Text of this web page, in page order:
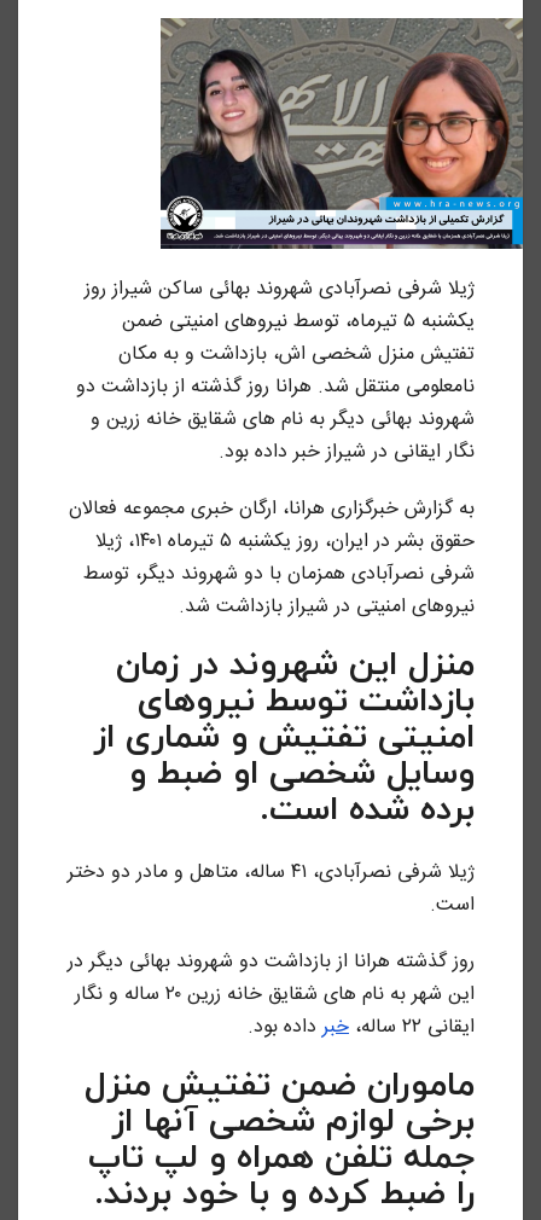
ژیلا شرفی نصرآبادی شهروند بهائی ساکن شیراز روز
یکشنبه ۵ تیرماه، توسط نیروهای امنیتی ضمن
تفتیش منزل شخصی اش، بازداشت و به مکان
نامعلومی منتقل شد. هرانا روز گذشته از بازداشت دو
شهروند بهائی دیگر به نام های شقایق خانه زرین و
نگار ایقانی در شیراز خبر داده بود.
به گزارش خبرگزاری هرانا، ارگان خبری مجموعه فعالان
حقوق بشر در ایران، روز یکشنبه ۵ تیرماه ۱۴۰۱، ژیلا
شرفی نصرآبادی همزمان با دو شهروند دیگر، توسط
نیروهای امنیتی در شیراز بازداشت شد.
منزل این شهروند در زمان
بازداشت توسط نیروهای
امنیتی تفتیش و شماری از
وسایل شخصی او ضبط و
برده شده است.
ژیلا شرفی نصرآبادی، ۴۱ ساله، متاهل و مادر دو دختر
است.
روز گذشته هرانا از بازداشت دو شهروند بهائی دیگر در
این شهر به نام های شقایق خانه زرین ۲۰ ساله و نگار
ایقانی ۲۲ ساله،
خبرداده بود.
ماموران ضمن تفتیش منزل
برخی لوازم شخصی آنها از
جمله تلفن همراه و لپ تاپ
را ضبط کرده و با خود بردند.